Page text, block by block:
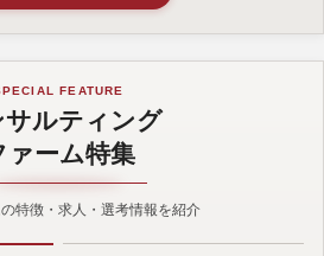
FEATURE
サルティング
ァーム特集
特徴・求人・選考情報を紹介